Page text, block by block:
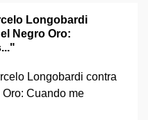
Longobardi
Negro Oro: